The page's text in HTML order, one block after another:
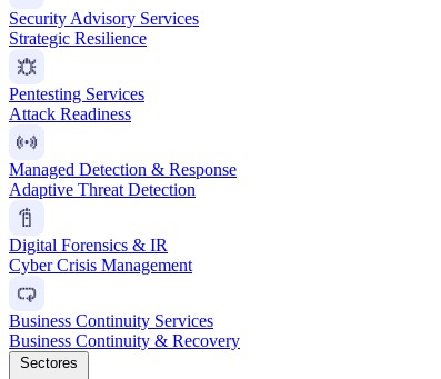
Security Advisory Services
Strategic Resilience
Pentesting Services
Attack Readiness
Managed Detection & Response
Adaptive Threat Detection
Digital Forensics & IR
Cyber Crisis Management
Business Continuity Services
Business Continuity & Recovery